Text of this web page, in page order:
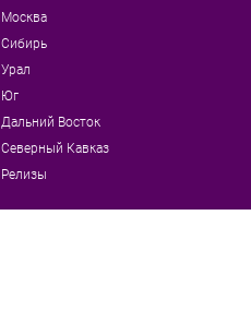
Москва
Сибирь
Урал
Юг
Дальний Восток
Северный Кавказ
Релизы